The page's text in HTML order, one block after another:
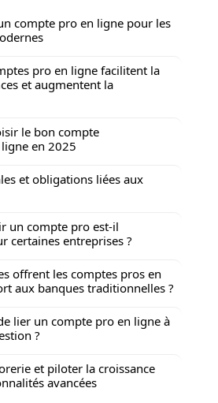
compte pro en ligne pour les
pro en ligne facilitent la
et augmentent la
le bon compte
en 2025
et obligations liées aux
un compte pro est-il
certaines entreprises ?
offrent les comptes pros en
aux banques traditionnelles ?
lier un compte pro en ligne à
?
et piloter la croissance
avancées